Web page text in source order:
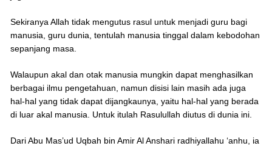
Sekiranya Allah tidak mengutus rasul untuk menjadi guru bagi
manusia, guru dunia, tentulah manusia tinggal dalam kebodohan
sepanjang masa.
Walaupun akal dan otak manusia mungkin dapat menghasilkan
berbagai ilmu pengetahuan, namun disisi lain masih ada juga
hal-hal yang tidak dapat dijangkaunya, yaitu hal-hal yang berada
di luar akal manusia. Untuk itulah Rasulullah diutus di dunia ini.
Dari Abu Mas’ud Uqbah bin Amir Al Anshari radhiyallahu ‘anhu, ia